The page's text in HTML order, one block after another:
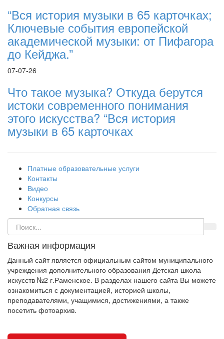
“Вся история музыки в 65 карточках;
Ключевые события европейской
академической музыки: от Пифагора
до Кейджа.”
07-07-26
Что такое музыка? Откуда берутся
истоки современного понимания
этого искусства? “Вся история
музыки в 65 карточках
Платные образовательные услуги
Контакты
Видео
Конкурсы
Обратная связь
Важная информация
Данный сайт является официальным сайтом муниципального
учреждения дополнительного образования Детская школа
искусств №2 г.Раменское. В разделах нашего сайта Вы можете
ознакомиться с документацией, историей школы,
преподавателями, учащимися, достижениями, а также
посетить фотоархив.